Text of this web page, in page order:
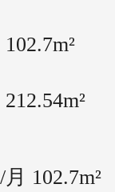
102.7m²
212.54m²
102.7m²